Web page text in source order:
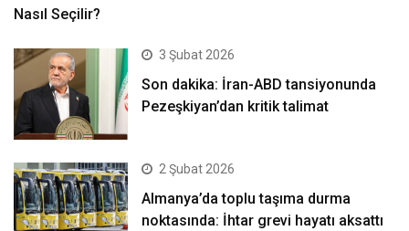
Nasıl Seçilir?
3 Şubat 2026
Son dakika: İran-ABD tansiyonunda
Pezeşkiyan’dan kritik talimat
2 Şubat 2026
Almanya’da toplu taşıma durma
noktasında: İhtar grevi hayatı aksattı